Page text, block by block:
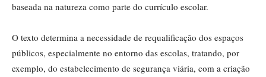
baseada na natureza como parte do currículo escolar.
O texto determina a necessidade de requalificação dos espaços
públicos, especialmente no entorno das escolas, tratando, por
exemplo, do estabelecimento de segurança viária, com a criação